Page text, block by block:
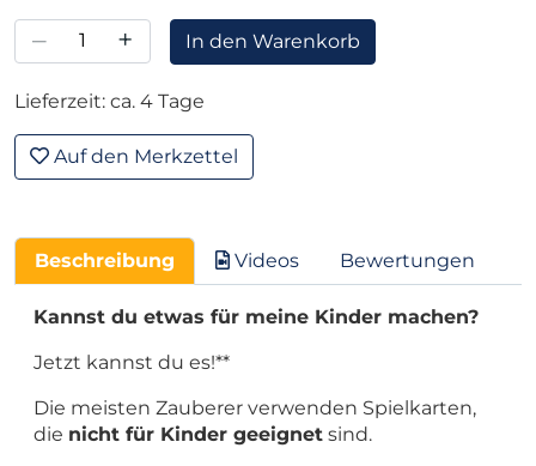
– + In den Warenkorb
Lieferzeit: ca. 4 Tage
Auf den Merkzettel
Beschreibung Videos Bewertungen
Kannst du etwas für meine Kinder machen?
Jetzt kannst du es!**
Die meisten Zauberer verwenden Spielkarten,
die nicht für Kinder geeignet sind.